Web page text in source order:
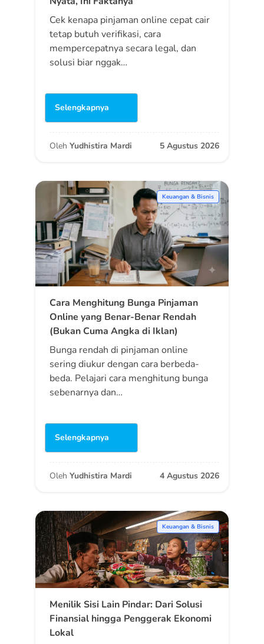
Cek kenapa pinjaman online cepat cair
tetap butuh verifikasi, cara
mempercepatnya secara legal, dan
solusi biar nggak…
Selengkapnya
Oleh Yudhistira Mardi 5 Agustus 2026
Keuangan & Bisnis
Cara Menghitung Bunga Pinjaman
Online yang Benar-Benar Rendah
(Bukan Cuma Angka di Iklan)
Bunga rendah di pinjaman online
sering diukur dengan cara berbeda-
beda. Pelajari cara menghitung bunga
sebenarnya dan…
Selengkapnya
Oleh Yudhistira Mardi 4 Agustus 2026
Keuangan & Bisnis
Menilik Sisi Lain Pindar: Dari Solusi
Finansial hingga Penggerak Ekonomi
Lokal